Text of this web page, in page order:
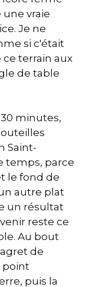
vraie
Je ne
si c'était
ce terrain aux
de table
minutes,
Saint-
temps, parce
le fond de
autre plat
un résultat
reste ce
Au bout
de
point
puis la